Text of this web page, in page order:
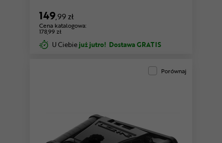
149,99 zł
Cena katalogowa:
178,99 zł
U Ciebie już jutro! Dostawa GRATIS
Porównaj